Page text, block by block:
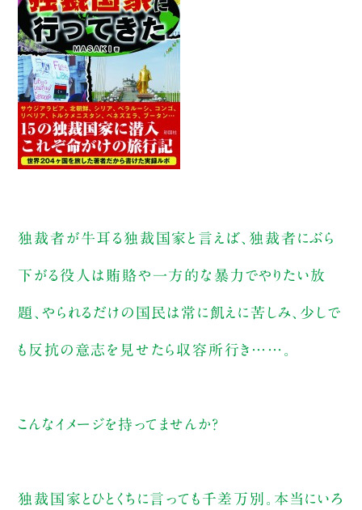
独裁者が牛耳る独裁国家と言えば、独裁者にぶら
下がる役人は賄賂や一方的な暴力でやりたい放
題、やられるだけの国民は常に飢えに苦しみ、少しで
も反抗の意志を見せたら収容所行き……。
こんなイメージを持ってませんか？
独裁国家とひとくちに言っても千差万別。本当にいろ